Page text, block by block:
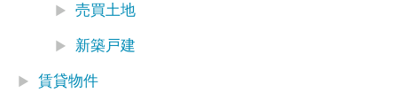
売買土地
新築戸建
賃貸物件